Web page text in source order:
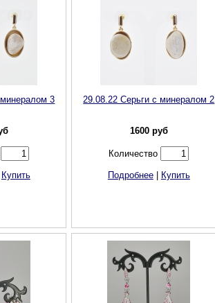
3
Купить
29.08.22 Серьги с минералом 2
1600руб
Количество
Подробнее| Купить